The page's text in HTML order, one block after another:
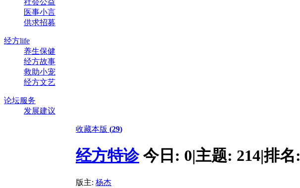
医事小言
供求招募
经方life
养生保健
经方故事
救助小宠
经方文艺
论坛服务
发展建议
收藏本版 (29)
经方特诊 今日: 0|主题: 214|排名:
版主: 杨杰